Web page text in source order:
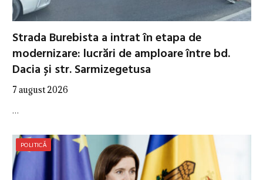
Strada Burebista a intrat în etapa de
modernizare: lucrări de amploare între bd.
Dacia și str. Sarmizegetusa
7 august 2026
…
POLITICĂ